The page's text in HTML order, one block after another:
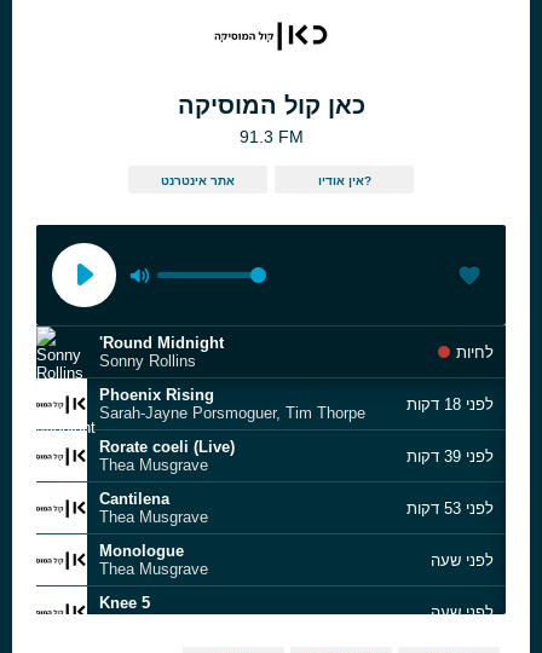
כאן קול המוסיקה
91.3 FM
אתר אינטרנט אין אודיו?
'Round Midnight
Sonny Rollins
לחיות
Phoenix Rising
Sarah-Jayne Porsmoguer, Tim Thorpe
לפני 18 דקות
Rorate coeli (Live)
Thea Musgrave
לפני 39 דקות
Cantilena
Thea Musgrave
לפני 53 דקות
Monologue
Thea Musgrave
לפני שעה
Knee 5
לפני שעה